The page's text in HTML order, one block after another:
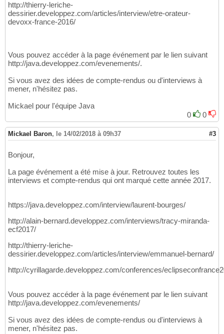
http://thierry-leriche-
dessirier.developpez.com/articles/interview/etre-orateur-
devoxx-france-2016/
Vous pouvez accéder à la page événement par le lien suivant
http://java.developpez.com/evenements/.
Si vous avez des idées de compte-rendus ou d'interviews à
mener, n'hésitez pas.
Mickael pour l'équipe Java
0
0
Mickael Baron, le 14/02/2018 à 09h37 #3
Bonjour,
La page événement a été mise à jour. Retrouvez toutes les
interviews et compte-rendus qui ont marqué cette année 2017.
https://java.developpez.com/interview/laurent-bourges/
http://alain-bernard.developpez.com/interviews/tracy-miranda-
ecf2017/
http://thierry-leriche-
dessirier.developpez.com/articles/interview/emmanuel-bernard/
http://cyrillagarde.developpez.com/conferences/
Vous pouvez accéder à la page événement par le lien suivant
http://java.developpez.com/evenements/
Si vous avez des idées de compte-rendus ou d'interviews à
mener, n'hésitez pas.